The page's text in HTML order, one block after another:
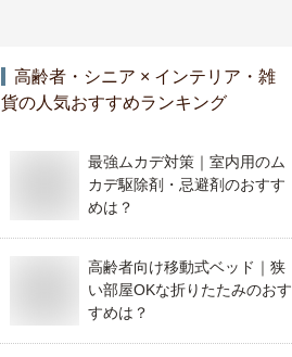
高齢者・シニア × インテリア・雑
貨の人気おすすめランキング
最強ムカデ対策｜室内用のム
カデ駆除剤・忌避剤のおすす
めは？
高齢者向け移動式ベッド｜狭
い部屋OKな折りたたみのおす
すめは？